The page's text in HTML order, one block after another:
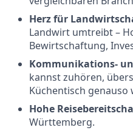
Herz für
Landwirt umtreibt –
Bewirtschaftung,
Kommunikations-
kannst zuhören,
Küchentisch genauso
Hohe
Württemberg.